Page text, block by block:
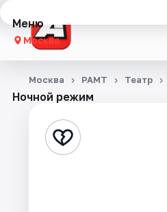
Меню
Москва
Концерты
Стендап
Ночной режим
Москва РАМТ Театр